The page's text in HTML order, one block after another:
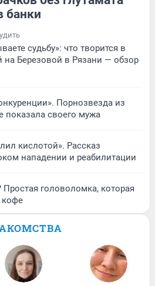
банки
судьбу»: что творится в
Березовой в Рязани — обзор
Порнозвезда из
показала своего мужа
кислотой». Рассказ
нападении и реабилитации
головоломка, которая
кофе